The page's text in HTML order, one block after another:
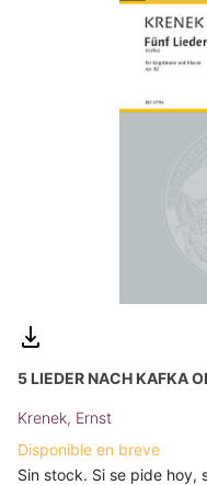
5 LIEDER NACH KAFKA
Krenek, Ernst
Disponible en breve
Sin stock. Si se pide hoy,